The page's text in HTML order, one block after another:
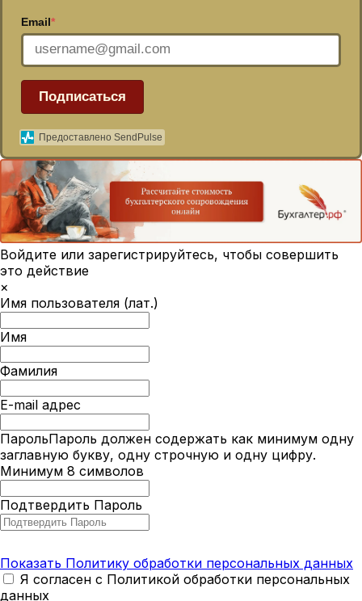
Email*
Подписаться
Предоставлено SendPulse
Войдите или зарегистрируйтесь, чтобы совершить
это действие
×
Имя пользователя (лат.)
Имя
Фамилия
E-mail адрес
ПарольПароль должен содержать как минимум одну
заглавную букву, одну строчную и одну цифру.
Минимум 8 символов
Подтвердить Пароль
Показать Политику обработки персональных данных
Я согласен с Политикой обработки персональных
данных